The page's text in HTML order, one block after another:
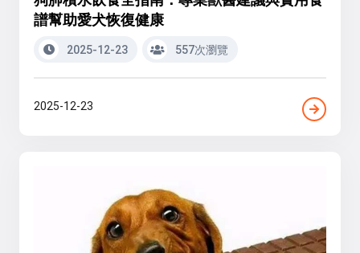
譜幫助愛犬恢復健康
2025-12-23 557次瀏覽
2025-12-23